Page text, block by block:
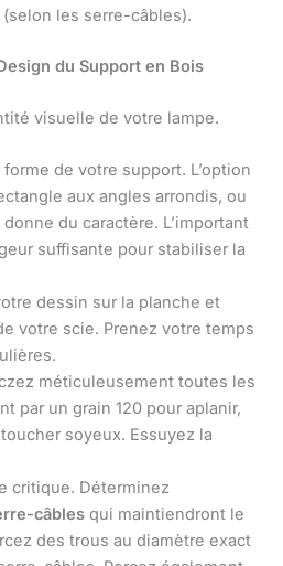
les serre-câbles).
du Support en Bois
visuelle de votre lampe.
de votre support. L’option
aux angles arrondis, ou
du caractère. L’important
suffisante pour stabiliser la
dessin sur la planche et
votre scie. Prenez votre temps
méticuleusement toutes les
par un grain 120 pour aplanir,
soyeux. Essuyez la
critique. Déterminez
câbles qui maintiendront le
des trous au diamètre exact